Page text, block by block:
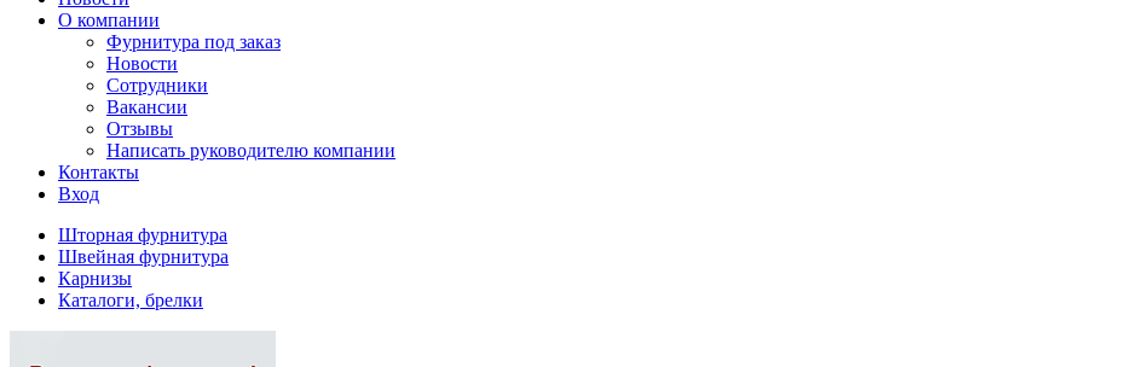
О компании
Фурнитура под заказ
Новости
Сотрудники
Вакансии
Отзывы
Написать руководителю компании
Контакты
Вход
Шторная фурнитура
Швейная фурнитура
Карнизы
Каталоги, брелки